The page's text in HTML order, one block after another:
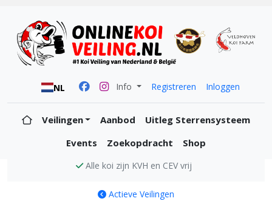
NL Info Registreren Inloggen
Veilingen Aanbod
Uitleg Sterrensysteem
Events
Zoekopdracht Shop
Alle koi zijn KVH en CEV vrij
Actieve Veilingen